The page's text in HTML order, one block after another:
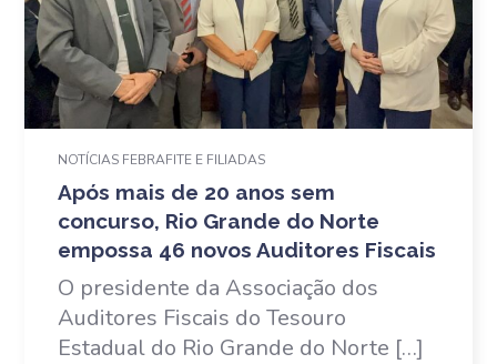
NOTÍCIAS FEBRAFITE E FILIADAS
Após mais de 20 anos sem
concurso, Rio Grande do Norte
empossa 46 novos Auditores Fiscais
O presidente da Associação dos
Auditores Fiscais do Tesouro
Estadual do Rio Grande do Norte […]